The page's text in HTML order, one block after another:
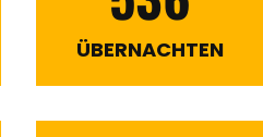
ÜBERNACHTEN